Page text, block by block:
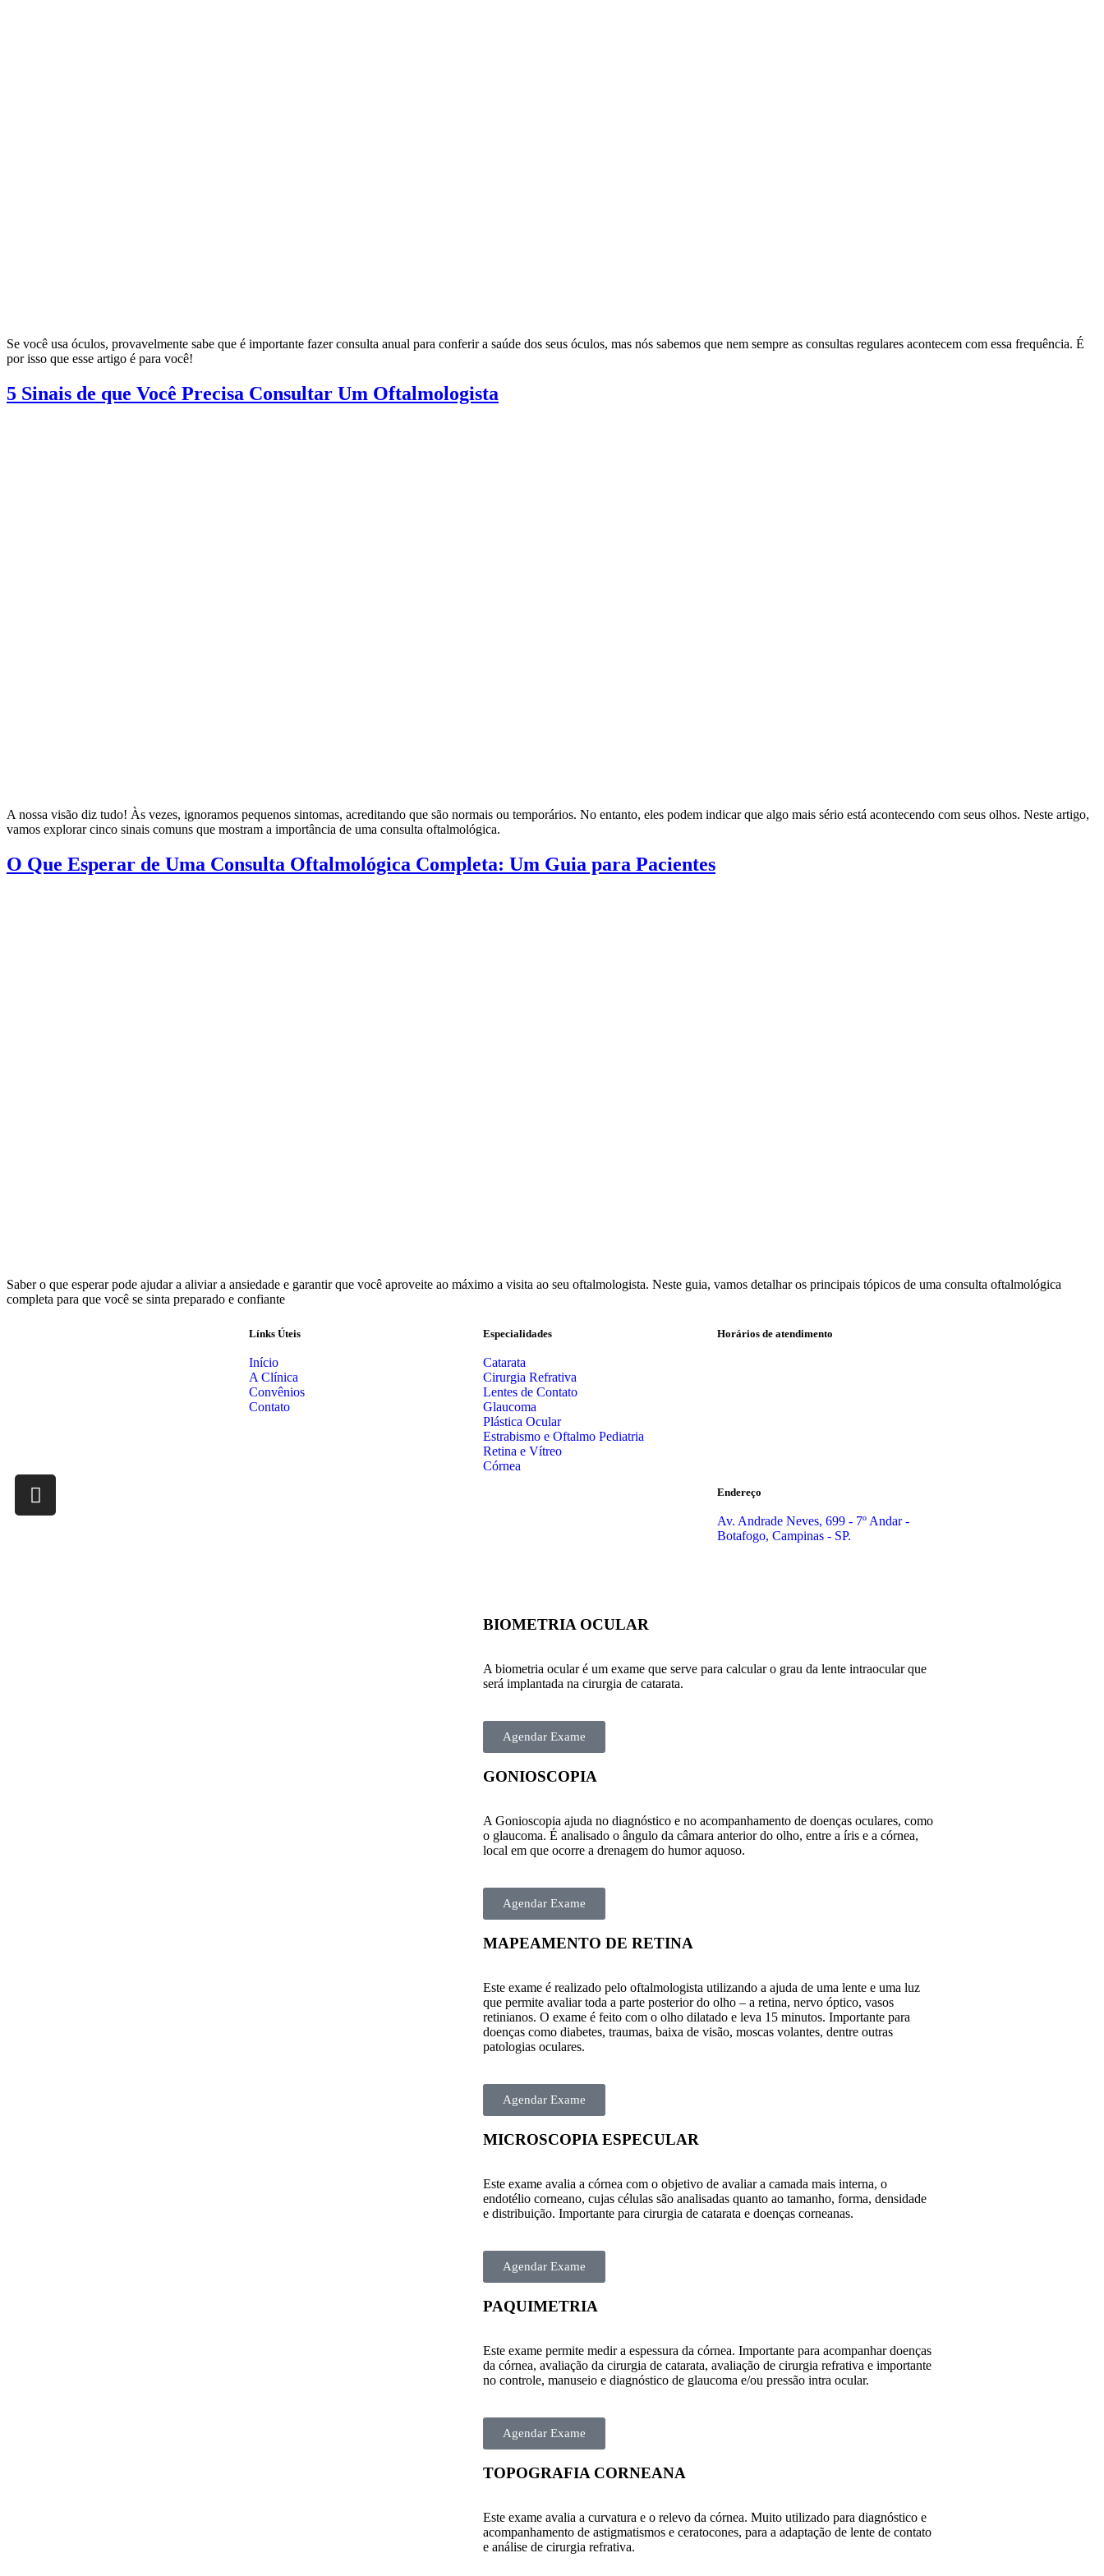
Se você usa óculos, provavelmente sabe que é importante fazer consulta anual para conferir a saúde dos seus óculos, mas nós sabemos que nem sempre as consultas regulares acontecem com essa frequência. É
por isso que esse artigo é para você!
5 Sinais de que Você Precisa Consultar Um Oftalmologista
A nossa visão diz tudo! Às vezes, ignoramos pequenos sintomas, acreditando que são normais ou temporários. No entanto, eles podem indicar que algo mais sério está acontecendo com seus olhos. Neste artigo,
vamos explorar cinco sinais comuns que mostram a importância de uma consulta oftalmológica.
O Que Esperar de Uma Consulta Oftalmológica Completa: Um Guia para Pacientes
Saber o que esperar pode ajudar a aliviar a ansiedade e garantir que você aproveite ao máximo a visita ao seu oftalmologista. Neste guia, vamos detalhar os principais tópicos de uma consulta oftalmológica
completa para que você se sinta preparado e confiante
Línks Úteis
Início
A Clínica
Convênios
Contato
Especialidades
Catarata
Cirurgia Refrativa
Lentes de Contato
Glaucoma
Plástica Ocular
Estrabismo e Oftalmo Pediatria
Retina e Vítreo
Córnea
Horários de atendimento
Endereço
Av. Andrade Neves, 699 - 7º Andar -
Botafogo, Campinas - SP.
BIOMETRIA OCULAR
A biometria ocular é um exame que serve para calcular o grau da lente intraocular que
será implantada na cirurgia de catarata.
Agendar Exame
GONIOSCOPIA
A Gonioscopia ajuda no diagnóstico e no acompanhamento de doenças oculares, como
o glaucoma. É analisado o ângulo da câmara anterior do olho, entre a íris e a córnea,
local em que ocorre a drenagem do humor aquoso.
Agendar Exame
MAPEAMENTO DE RETINA
Este exame é realizado pelo oftalmologista utilizando a ajuda de uma lente e uma luz
que permite avaliar toda a parte posterior do olho – a retina, nervo óptico, vasos
retinianos. O exame é feito com o olho dilatado e leva 15 minutos. Importante para
doenças como diabetes, traumas, baixa de visão, moscas volantes, dentre outras
patologias oculares.
Agendar Exame
MICROSCOPIA ESPECULAR
Este exame avalia a córnea com o objetivo de avaliar a camada mais interna, o
endotélio corneano, cujas células são analisadas quanto ao tamanho, forma, densidade
e distribuição. Importante para cirurgia de catarata e doenças corneanas.
Agendar Exame
PAQUIMETRIA
Este exame permite medir a espessura da córnea. Importante para acompanhar doenças
da córnea, avaliação da cirurgia de catarata, avaliação de cirurgia refrativa e importante
no controle, manuseio e diagnóstico de glaucoma e/ou pressão intra ocular.
Agendar Exame
TOPOGRAFIA CORNEANA
Este exame avalia a curvatura e o relevo da córnea. Muito utilizado para diagnóstico e
acompanhamento de astigmatismos e ceratocones, para a adaptação de lente de contato
e análise de cirurgia refrativa.